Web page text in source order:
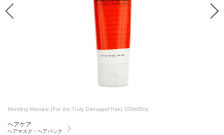
Mending Masque (For the Truly Damaged Hair) 150ml/5oz
ヘアケア
ヘアマスク・ヘアパック